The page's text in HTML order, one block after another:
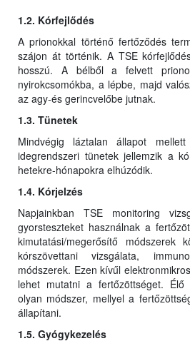
1.2. Kórfejlődés
A prionokkal történő fertőződés
szájon át történik. A TSE
hosszú. A bélből a felvett
nyirokcsomókba, a lépbe, majd
az agy-és gerincvelőbe jutnak.
1.3. Tünetek
Mindvégig láztalan állapot mellett
idegrendszeri tünetek jellemzik a
hetekre-hónapokra elhúzódik.
1.4. Kórjelzés
Napjainkban TSE monitoring
gyorsteszteket használnak a
kimutatási/megerősítő módszerek
kórszövettani vizsgálata,
módszerek. Ezen kívűl
lehet mutatni a fertőzöttséget. Élő
olyan módszer, mellyel a
állapítani.
1.5. Gyógykezelés